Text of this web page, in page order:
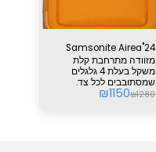
Samsonite Airea"24
מזוודה מתרחבת קלת
משקל בעלת 4 גלגלים
שמסתובבים לכל צד.
אחריות יבואן 5 שנים.
₪1280
₪1150